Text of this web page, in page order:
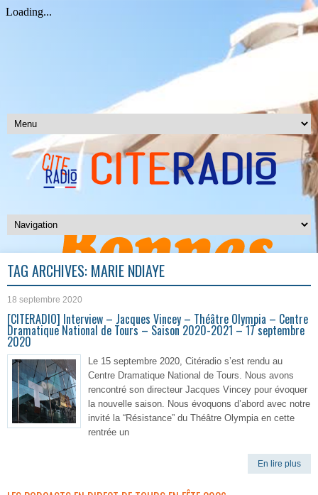
TAG ARCHIVES: MARIE NDIAYE
18 septembre 2020
[CITERADIO] Interview – Jacques Vincey – Théâtre Olympia – Centre
Dramatique National de Tours – Saison 2020-2021 – 17 septembre
2020
Le 15 septembre 2020, Citéradio s’est rendu au
Centre Dramatique National de Tours. Nous avons
rencontré son directeur Jacques Vincey pour évoquer
la nouvelle saison. Nous évoquons d’abord avec notre
invité la “Résistance” du Théâtre Olympia en cette
rentrée un
En lire plus